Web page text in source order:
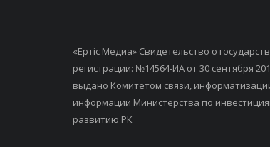
«Ертiс Медиа» Свидетельство о
регистрации: №14564-ИА от 30 сентября
выдано Комитетом связи,
информации Министерства по
развитию РК